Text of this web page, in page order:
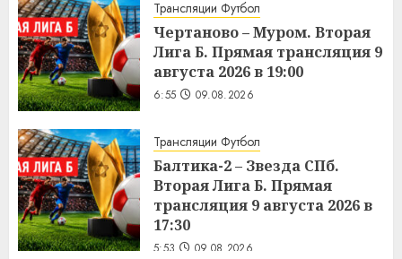
Трансляции Футбол
Чертаново – Муром. Вторая
Лига Б. Прямая трансляция 9
августа 2026 в 19:00
6:55 09.08.2026
Трансляции Футбол
Балтика-2 – Звезда СПб.
Вторая Лига Б. Прямая
трансляция 9 августа 2026 в
17:30
5:53 09.08.2026